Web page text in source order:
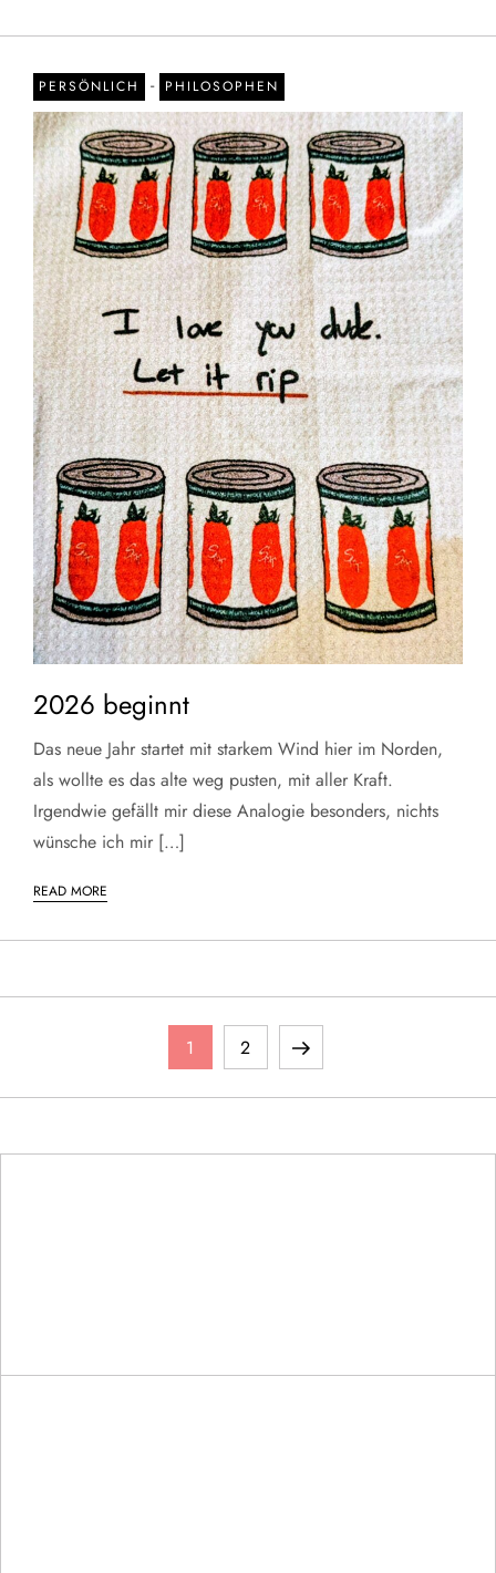
PERSÖNLICH - PHILOSOPHEN
2026 beginnt
Das neue Jahr startet mit starkem Wind hier im Norden,
als wollte es das alte weg pusten, mit aller Kraft.
Irgendwie gefällt mir diese Analogie besonders, nichts
wünsche ich mir […]
READ MORE
e
i
n
Page
1 Page
2
Next
page